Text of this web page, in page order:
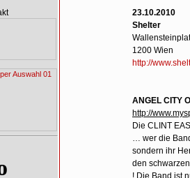
23.10.2010
Shelter
1200 Wien
http://
ANGEL CITY
http://
Die CLINT
… wer die
sondern ihr
den
! Die Band ist